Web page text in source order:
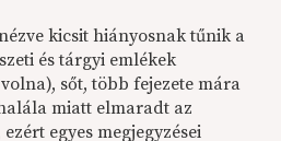
kicsit hiányosnak tűnik a
és tárgyi emlékek
sőt, több fejezete mára
miatt elmaradt az
egyes megjegyzései